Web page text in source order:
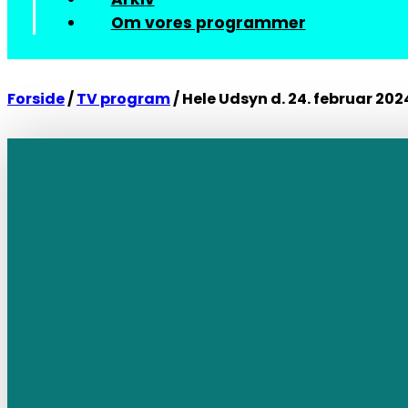
Om vores programmer
Forside/TV program/Hele Udsyn d. 24. februar